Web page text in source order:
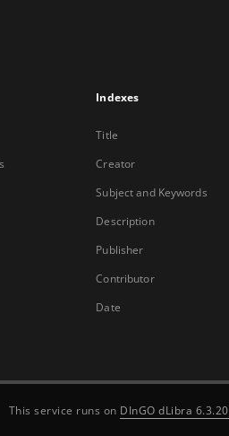
Indexes
Title
Creator
Subject and Keywords
Description
Publisher
Contributor
Date
This service runs on DInGO dLibra 6.3.20